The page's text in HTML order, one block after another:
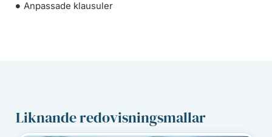
Anpassade klausuler
Liknande redovisningsmallar